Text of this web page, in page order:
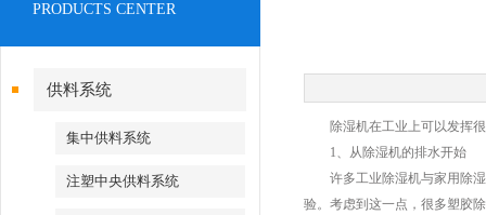
PRODUCTS CENTER
供料系统
集中供料系统
注塑中央供料系统
除湿机在工业上可以发挥很
1、从除湿机的排水开始
许多工业除湿机与家用除湿
验。考虑到这一点，很多塑胶